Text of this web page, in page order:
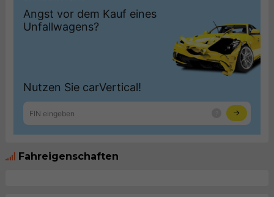
Fahreigenschaften